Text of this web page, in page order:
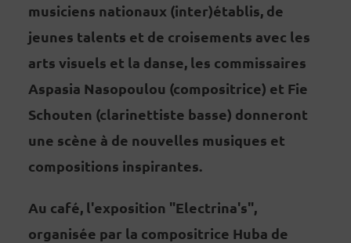
musiciens nationaux (inter)établis, de
jeunes talents et de croisements avec les
arts visuels et la danse, les commissaires
Aspasia Nasopoulou (compositrice) et Fie
Schouten (clarinettiste basse) donneront
une scène à de nouvelles musiques et
compositions inspirantes.
Au café, l'exposition "Electrina's",
organisée par la compositrice Huba de